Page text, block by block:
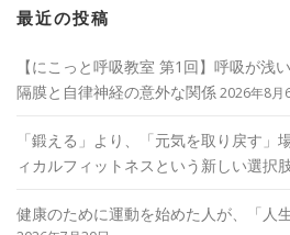
最近の投稿
【にこっと呼吸教室 第1回】呼吸が浅
隔膜と自律神経の意外な関係2026年8月
「鍛える」より、「元気を取り戻す」
ィカルフィットネスという新しい選択
健康のために運動を始めた人が、「人